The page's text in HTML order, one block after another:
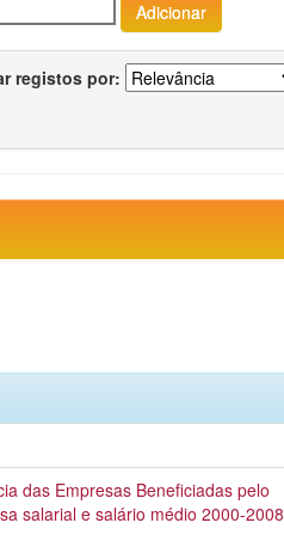
registos por:
das Empresas Beneficiadas pelo
salarial e salário médio 2000-2008